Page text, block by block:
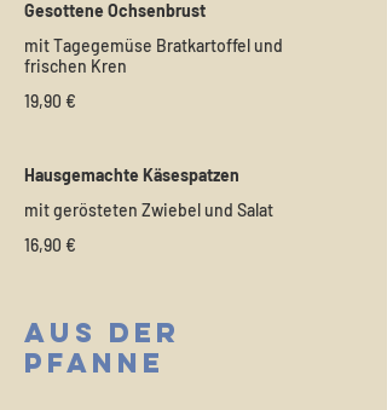
Gesottene Ochsenbrust
mit Tagegemüse Bratkartoffel und
frischen Kren
19,90 €
Hausgemachte Käsespatzen
mit gerösteten Zwiebel und Salat
16,90 €
Aus der
Pfanne